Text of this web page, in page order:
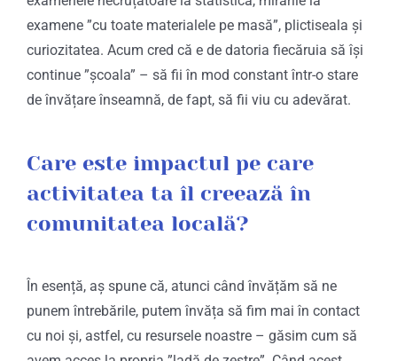
examene ”cu toate materialele pe masă”, plictiseala și
curiozitatea. Acum cred că e de datoria fiecăruia să își
continue ”școala” – să fii în mod constant într-o stare
de învățare înseamnă, de fapt, să fii viu cu adevărat.
Care este impactul pe care
activitatea ta îl creează în
comunitatea locală?
În esență, aș spune că, atunci când învățăm să ne
punem întrebările, putem învăța să fim mai în contact
cu noi și, astfel, cu resursele noastre – găsim cum să